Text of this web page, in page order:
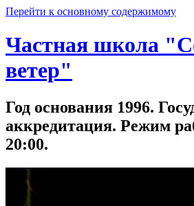
Перейти к основному содержимому
Частная школа
ветер"
Год основания 1996.
аккредитация. Режим
20:00.